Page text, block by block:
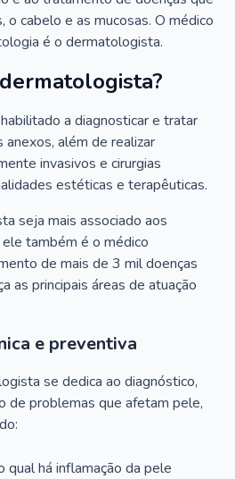
o cabelo e as mucosas. O médico
é o dermatologista.
a diagnosticar e tratar
além de realizar
invasivos e cirurgias
estéticas e terapêuticas.
seja mais associado aos
também é o médico
de mais de 3 mil doenças
as principais áreas de atuação
e preventiva
se dedica ao diagnóstico,
de problemas que afetam pele,
qual há inflamação da pele